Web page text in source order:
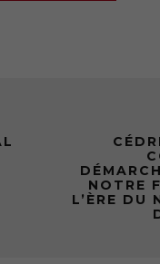
NOTRE
L’ÈRE DU